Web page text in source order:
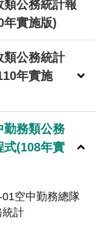
類公務統計報
年實施版)
類公務統計
年實施
勤務類公務
式(108年實
空中勤務總隊
統計